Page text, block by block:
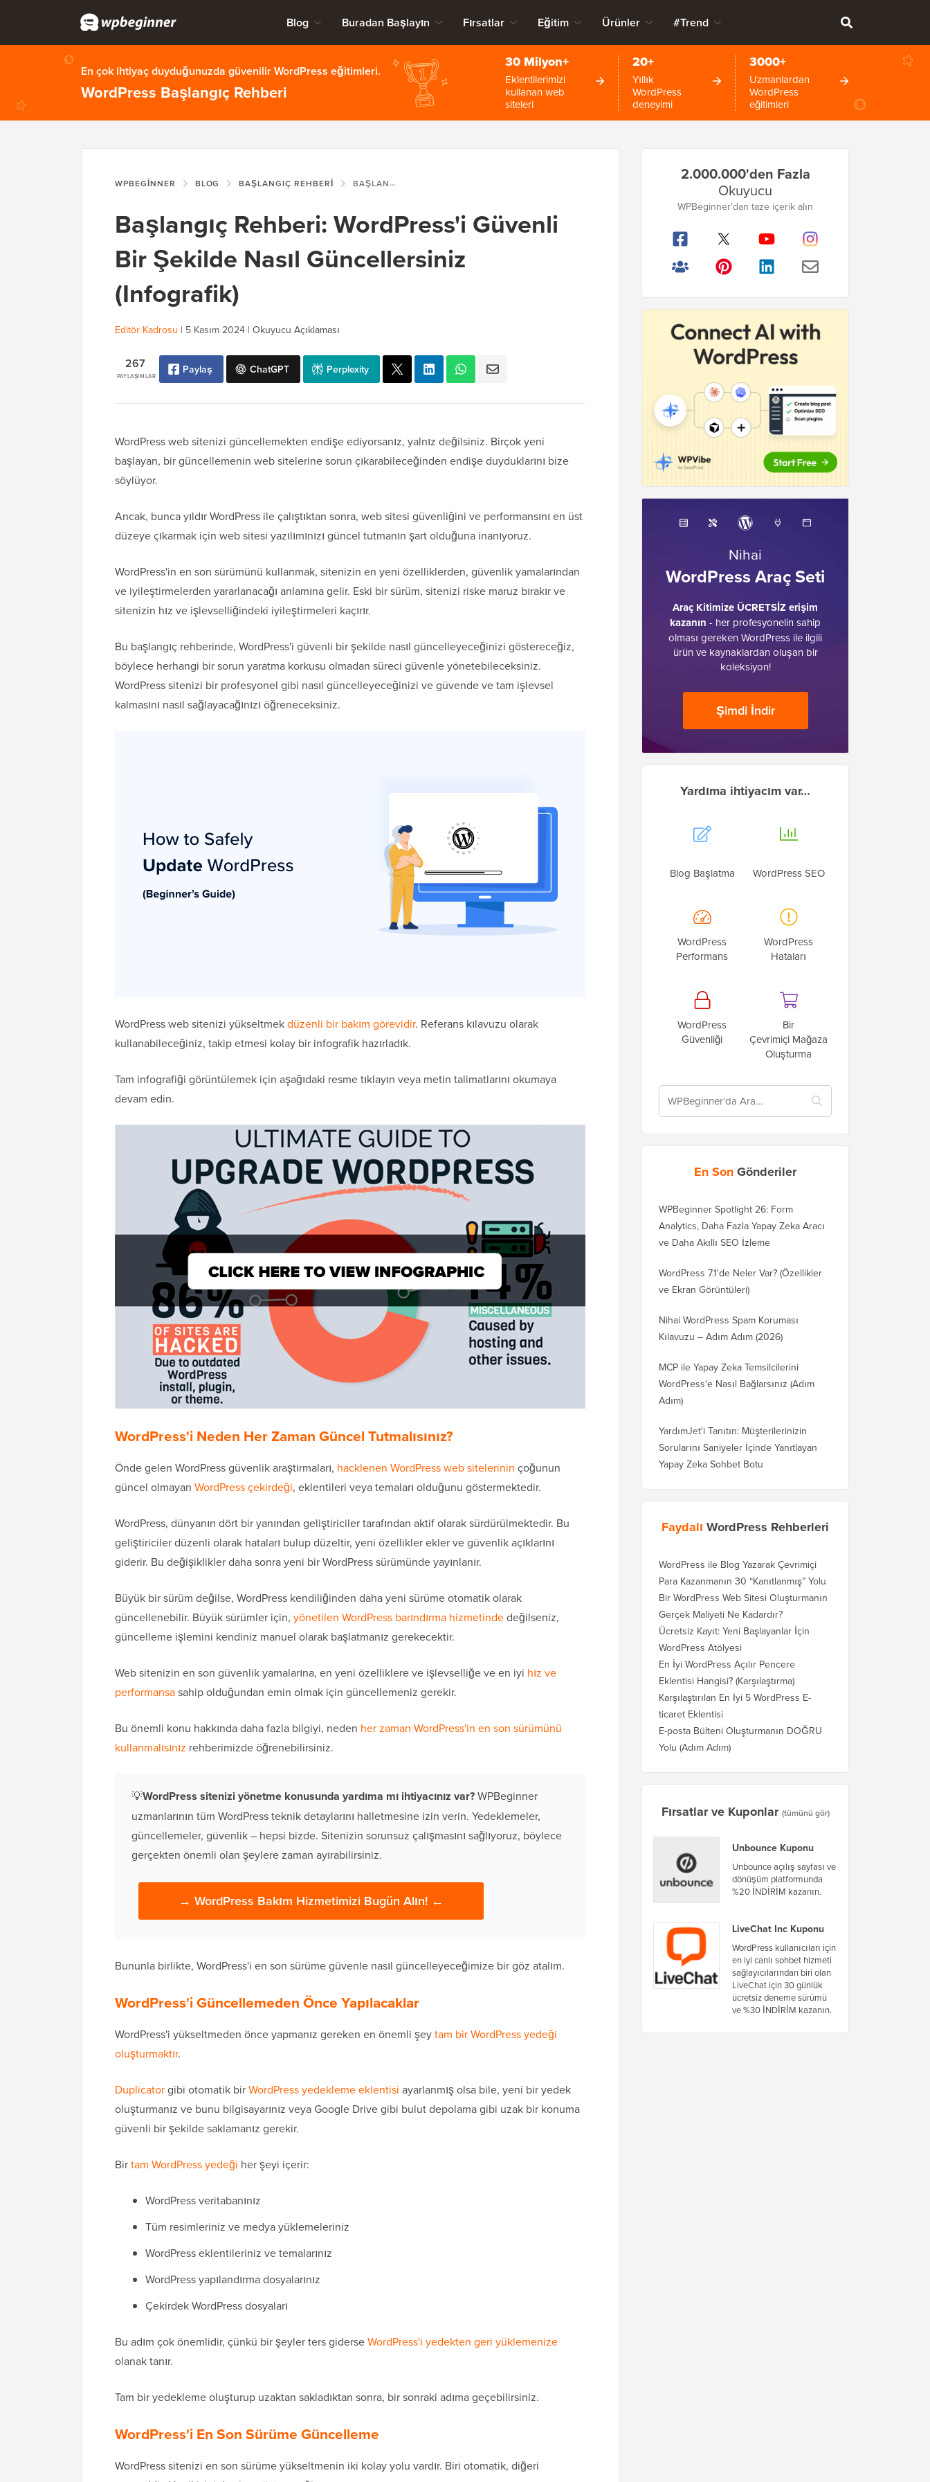
Blog Buradan Başlayın Fırsatlar Eğitim Ürünler #Trend
En çok ihtiyaç duyduğunuzda güvenilir WordPress eğitimleri.
WordPress Başlangıç Rehberi
30 Milyon+
Eklentilerimizi
kullanan web
siteleri
20+
Yıllık
WordPress
deneyimi
3000+
Uzmanlardan
WordPress
eğitimleri
WPBEGINNER BLOG BAŞLANGIÇ REHBERI BAŞLANGIÇ REHBERI: WORDPRESS'I GÜVENLI BIR ŞEKILDE NASIL GÜNCELLERSINIZ (INFOGRAFIK)
Başlangıç Rehberi: WordPress'i Güvenli
Bir Şekilde Nasıl Güncellersiniz
(Infografik)
Editör Kadrosu | 5 Kasım 2024 | Okuyucu Açıklaması
PAYLAŞIMLAR
267 Paylaş ChatGPT Perplexity
WordPress web sitenizi güncellemekten endişe ediyorsanız, yalnız değilsiniz. Birçok yeni
başlayan, bir güncellemenin web sitelerine sorun çıkarabileceğinden endişe duyduklarını bize
söylüyor.
Ancak, bunca yıldır WordPress ile çalıştıktan sonra, web sitesi güvenliğini ve performansını en üst
düzeye çıkarmak için web sitesi yazılımınızı güncel tutmanın şart olduğuna inanıyoruz.
WordPress'in en son sürümünü kullanmak, sitenizin en yeni özelliklerden, güvenlik yamalarından
ve iyileştirmelerden yararlanacağı anlamına gelir. Eski bir sürüm, sitenizi riske maruz bırakır ve
sitenizin hız ve işlevselliğindeki iyileştirmeleri kaçırır.
Bu başlangıç rehberinde, WordPress'i güvenli bir şekilde nasıl güncelleyeceğinizi göstereceğiz,
böylece herhangi bir sorun yaratma korkusu olmadan süreci güvenle yönetebileceksiniz.
WordPress sitenizi bir profesyonel gibi nasıl güncelleyeceğinizi ve güvende ve tam işlevsel
kalmasını nasıl sağlayacağınızı öğreneceksiniz.
WordPress web sitenizi yükseltmekdüzenli bir bakım görevidir. Referans kılavuzu olarak
kullanabileceğiniz, takip etmesi kolay bir infografik hazırladık.
Tam infografiği görüntülemek için aşağıdaki resme tıklayın veya metin talimatlarını okumaya
devam edin.
WordPress'i Neden Her Zaman Güncel Tutmalısınız?
Önde gelen WordPress güvenlik araştırmaları, hacklenen WordPress web sitelerinin çoğunun
güncel olmayan WordPress çekirdeği, eklentileri veya temaları olduğunu göstermektedir.
WordPress, dünyanın dört bir yanından geliştiriciler tarafından aktif olarak sürdürülmektedir. Bu
geliştiriciler düzenli olarak hataları bulup düzeltir, yeni özellikler ekler ve güvenlik açıklarını
giderir. Bu değişiklikler daha sonra yeni bir WordPress sürümünde yayınlanır.
Büyük bir sürüm değilse, WordPress kendiliğinden daha yeni sürüme otomatik olarak
güncellenebilir. Büyük sürümler için, yönetilen WordPress barındırma hizmetindedeğilseniz,
güncelleme işlemini kendiniz manuel olarak başlatmanız gerekecektir.
Web sitenizin en son güvenlik yamalarına, en yeni özelliklere ve işlevselliğe ve en iyi hız ve
performansasahip olduğundan emin olmak için güncellemeniz gerekir.
Bu önemli konu hakkında daha fazla bilgiyi, neden her zaman WordPress'in en son sürümünü
kullanmalısınız rehberimizde öğrenebilirsiniz.
💡WordPress sitenizi yönetme konusunda yardıma mı ihtiyacınız var?WPBeginner
uzmanlarının tüm WordPress teknik detaylarını halletmesine izin verin. Yedeklemeler,
güncellemeler, güvenlik – hepsi bizde. Sitenizin sorunsuz çalışmasını sağlıyoruz, böylece
gerçekten önemli olan şeylere zaman ayırabilirsiniz.
→ WordPress Bakım Hizmetimizi Bugün Alın! ←
Bununla birlikte, WordPress'i en son sürüme güvenle nasıl güncelleyeceğimize bir göz atalım.
WordPress'i Güncellemeden Önce Yapılacaklar
WordPress'i yükseltmeden önce yapmanız gereken en önemli şeytam bir WordPress yedeği
oluşturmaktır.
Duplicatorgibi otomatik birWordPress yedekleme eklentisi ayarlanmış olsa bile, yeni bir yedek
oluşturmanız ve bunu bilgisayarınız veya Google Drive gibi bulut depolama gibi uzak bir konuma
güvenli bir şekilde saklamanız gerekir.
Birtam WordPress yedeği her şeyi içerir:
WordPress veritabanınız
Tüm resimleriniz ve medya yüklemeleriniz
WordPress eklentileriniz ve temalarınız
WordPress yapılandırma dosyalarınız
Çekirdek WordPress dosyaları
Bu adım çok önemlidir, çünkü bir şeyler ters giderseWordPress'i yedekten geri yüklemenize
olanak tanır.
Tam bir yedekleme oluşturup uzaktan sakladıktan sonra, bir sonraki adıma geçebilirsiniz.
WordPress'i En Son Sürüme Güncelleme
WordPress sitenizi en son sürüme yükseltmenin iki kolay yolu vardır. Biri otomatik, diğeri
Kenar
Çubuğu
2.000.000'den Fazla
Okuyucu
WPBeginner'dan taze içerik alın
Nihai
WordPress Araç Seti
Araç Kitimize ÜCRETSİZ erişim
kazanın - her profesyonelin sahip
olması gereken WordPress ile ilgili
ürün ve kaynaklardan oluşan bir
koleksiyon!
Şimdi İndir
Yardıma ihtiyacım var…
Blog Başlatma WordPress SEO
WordPress
Performans
WordPress
Hataları
WordPress
Güvenliği
Bir
Çevrimiçi Mağaza
Oluşturma
En SonGönderiler
WPBeginner Spotlight 26: Form
Analytics, Daha Fazla Yapay Zeka Aracı
ve Daha Akıllı SEO İzleme
WordPress 7.1'de Neler Var? (Özellikler
ve Ekran Görüntüleri)
Nihai WordPress Spam Koruması
Kılavuzu – Adım Adım (2026)
MCP ile Yapay Zeka Temsilcilerini
WordPress'e Nasıl Bağlarsınız (Adım
Adım)
YardımJet'i Tanıtın: Müşterilerinizin
Sorularını Saniyeler İçinde Yanıtlayan
Yapay Zeka Sohbet Botu
Faydalı WordPress Rehberleri
WordPress ile Blog Yazarak Çevrimiçi
Para Kazanmanın 30 “Kanıtlanmış” Yolu
Bir WordPress Web Sitesi Oluşturmanın
Gerçek Maliyeti Ne Kadardır?
Ücretsiz Kayıt: Yeni Başlayanlar İçin
WordPress Atölyesi
En İyi WordPress Açılır Pencere
Eklentisi Hangisi? (Karşılaştırma)
Karşılaştırılan En İyi 5 WordPress E-
ticaret Eklentisi
E-posta Bülteni Oluşturmanın DOĞRU
Yolu (Adım Adım)
Fırsatlar ve Kuponlar (tümünü gör)
Unbounce Kuponu
Unbounce açılış sayfası ve
dönüşüm platformunda
%20 İNDİRİM kazanın.
LiveChat Inc Kuponu
WordPress kullanıcıları için
en iyi canlı sohbet hizmeti
sağlayıcılarından biri olan
LiveChat için 30 günlük
ücretsiz deneme sürümü
ve %30 İNDİRİM kazanın.